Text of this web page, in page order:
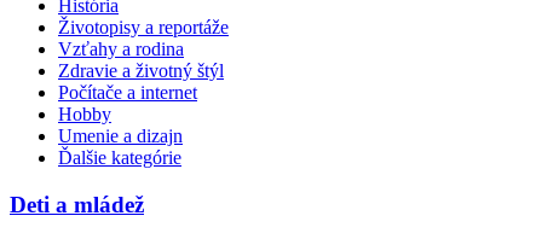
História
Životopisy a reportáže
Vzťahy a rodina
Zdravie a životný štýl
Počítače a internet
Hobby
Umenie a dizajn
Ďalšie kategórie
Deti a mládež